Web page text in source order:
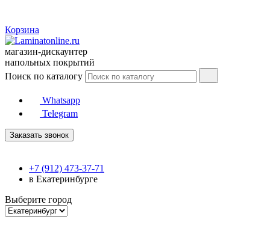
Корзина
магазин-дискаунтер
напольных покрытий
Поиск по каталогу
Whatsapp
Telegram
Заказать звонок
+7 (912) 473-37-71
в Екатеринбурге
Выберите город